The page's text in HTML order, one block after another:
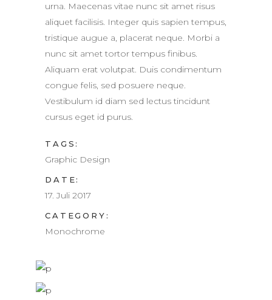
urna. Maecenas vitae nunc sit amet risus
aliquet facilisis. Integer quis sapien tempus,
tristique augue a, placerat neque. Morbi a
nunc sit amet tortor tempus finibus.
Aliquam erat volutpat. Duis condimentum
congue felis, sed posuere neque.
Vestibulum id diam sed lectus tincidunt
cursus eget id purus.
TAGS:
Graphic Design
DATE:
17. Juli 2017
CATEGORY:
Monochrome